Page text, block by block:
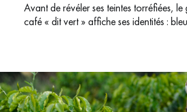
Avant de révéler ses teintes torréfiées, le
café « dit vert » affiche ses identités :